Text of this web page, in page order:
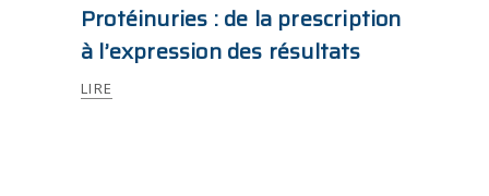
Protéinuries : de la prescription
à l’expression des résultats
LIRE